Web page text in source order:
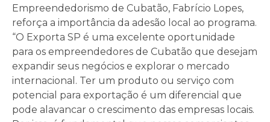
Empreendedorismo de Cubatão, Fabrício Lopes,
reforça a importância da adesão local ao programa.
“O Exporta SP é uma excelente oportunidade
para os empreendedores de Cubatão que desejam
expandir seus negócios e explorar o mercado
internacional. Ter um produto ou serviço com
potencial para exportação é um diferencial que
pode alavancar o crescimento das empresas locais.